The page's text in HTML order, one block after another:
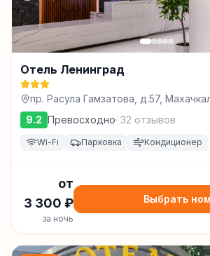
Отель Ленинград
пр. Расула Гамзатова, д.57,
9.2 Превосходно· 32 отзывов
Wi-Fi Парковка Кондиционер
от
3 300 ₽
за ночь
Выбрать